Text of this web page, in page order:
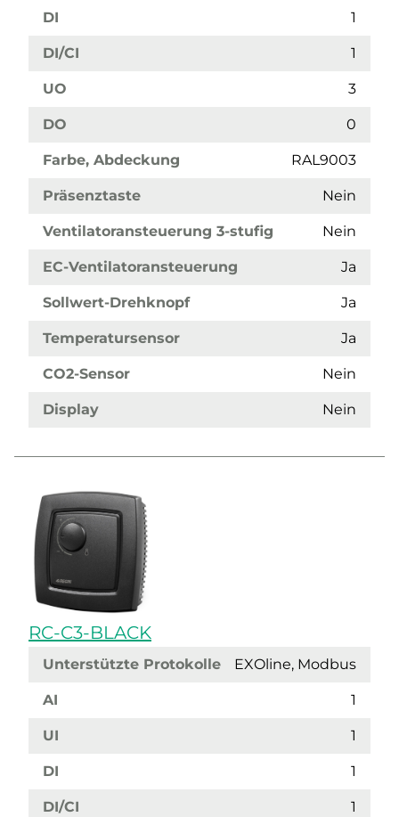
DI 1
DI/CI 1
UO 3
DO 0
Farbe, Abdeckung RAL9003
Präsenztaste Nein
Ventilatoransteuerung 3-stufig Nein
EC-Ventilatoransteuerung Ja
Sollwert-Drehknopf Ja
Temperatursensor Ja
CO2-Sensor Nein
Display Nein
RC-C3-BLACK
Unterstützte Protokolle EXOline, Modbus
AI 1
UI 1
DI 1
DI/CI 1